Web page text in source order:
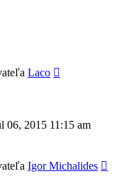
Laco
06, 2015 11:15 am
Igor Michalides